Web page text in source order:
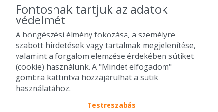
2010-2026 Copyright - Falatozz.hu - Diston-line Kft.
Pizza, gyros, hamburger, menük kedvező áron, egy helyen az összes
étterem ajánlata.
Fontosnak tartjuk az adatok
védelmét
A böngészési élmény fokozása, a személyre
szabott hirdetések vagy tartalmak megjelenítése,
valamint a forgalom elemzése érdekében sütiket
(cookie) használunk. A "Mindet elfogadom"
gombra kattintva hozzájárulhat a sütik
használatához.
Testreszabás